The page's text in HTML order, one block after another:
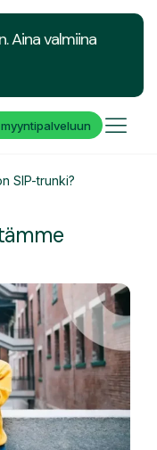
Aina valmiina
SIP-trunki?